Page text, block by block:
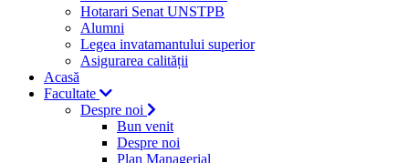
Hotarari Senat UNSTPB
Alumni
Legea invatamantului superior
Asigurarea calității
Acasă
Facultate
Despre noi
Bun venit
Despre noi
Plan Managerial